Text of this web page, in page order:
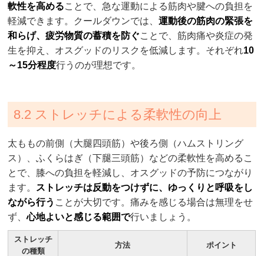
軟性を高めることで、急な運動による筋肉や腱への負担を
軽減できます。クールダウンでは、運動後の筋肉の緊張を
和らげ、疲労物質の蓄積を防ぐことで、筋肉痛や炎症の発
生を抑え、オスグッドのリスクを低減します。それぞれ10
～15分程度行うのが理想です。
8.2 ストレッチによる柔軟性の向上
太ももの前側（大腿四頭筋）や後ろ側（ハムストリング
ス）、ふくらはぎ（下腿三頭筋）などの柔軟性を高めるこ
とで、膝への負担を軽減し、オスグッドの予防につながり
ます。 ストレッチは反動をつけずに、ゆっくりと呼吸をし
ながら行う ことが大切です。痛みを感じる場合は無理をせ
ず、心地よいと感じる範囲で行いましょう。
ストレッチ
の種類
方法 ポイント